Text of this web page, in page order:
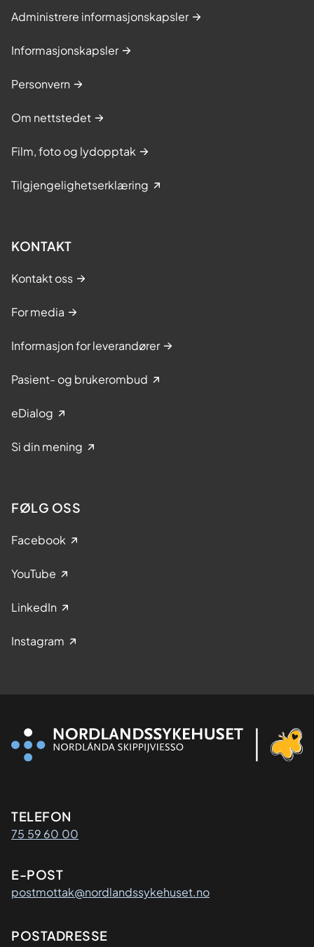
Administrere informasjonskapsler
Informasjonskapsler
Personvern
Om nettstedet
Film, foto og lydopptak
Tilgjengelighetserklæring
KONTAKT
Kontakt oss
For media
Informasjon for leverandører
Pasient- og brukerombud
eDialog
Si din mening
FØLG OSS
Facebook
YouTube
LinkedIn
Instagram
Kontaktinformasjon
TELEFON
75 59 60 00
E-POST
postmottak@nordlandssykehuset.no
Adresse
POSTADRESSE